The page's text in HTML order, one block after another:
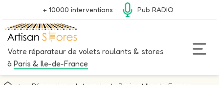
+ 10000 interventions Pub RADIO
Votre réparateur de volets roulants & stores
à Paris & Ile-de-France